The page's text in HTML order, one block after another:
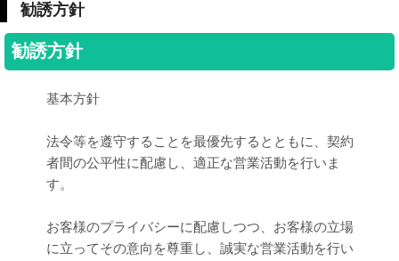
勧誘方針
勧誘方針
基本方針
法令等を遵守することを最優先するとともに、契約
者間の公平性に配慮し、適正な営業活動を行いま
す。
お客様のプライバシーに配慮しつつ、お客様の立場
に立ってその意向を尊重し、誠実な営業活動を行い